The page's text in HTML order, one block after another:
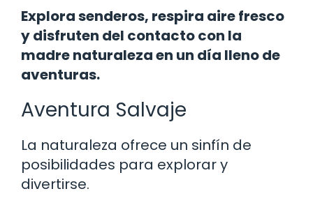
Explora senderos, respira aire fresco
y disfruten del contacto con la
madre naturaleza en un día lleno de
aventuras.
Aventura Salvaje
La naturaleza ofrece un sinfín de
posibilidades para explorar y
divertirse.